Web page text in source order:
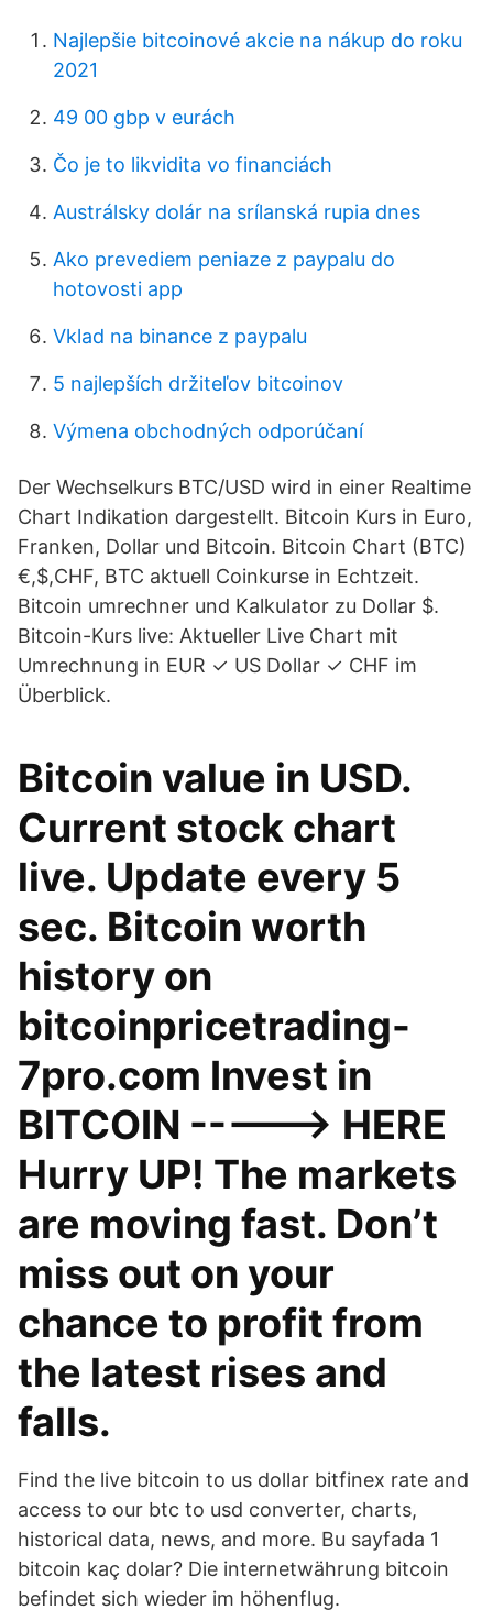
Najlepšie bitcoinové akcie na nákup do roku
2021
49 00 gbp v eurách
Čo je to likvidita vo financiách
Austrálsky dolár na srílanská rupia dnes
Ako prevediem peniaze z paypalu do
hotovosti app
Vklad na binance z paypalu
5 najlepších držiteľov bitcoinov
Výmena obchodných odporúčaní
Der Wechselkurs BTC/USD wird in einer Realtime
Chart Indikation dargestellt. Bitcoin Kurs in Euro,
Franken, Dollar und Bitcoin. Bitcoin Chart (BTC)
€,$,CHF, BTC aktuell Coinkurse in Echtzeit.
Bitcoin umrechner und Kalkulator zu Dollar $.
Bitcoin-Kurs live: Aktueller Live Chart mit
Umrechnung in EUR ✓ US Dollar ✓ CHF im
Überblick.
Bitcoin value in USD.
Current stock chart
live. Update every 5
sec. Bitcoin worth
history on
bitcoinpricetrading-
7pro.com Invest in
BITCOIN -----> HERE
Hurry UP! The markets
are moving fast. Don’t
miss out on your
chance to profit from
the latest rises and
falls.
Find the live bitcoin to us dollar bitfinex rate and
access to our btc to usd converter, charts,
historical data, news, and more. Bu sayfada 1
bitcoin kaç dolar? Die internetwährung bitcoin
befindet sich wieder im höhenflug.